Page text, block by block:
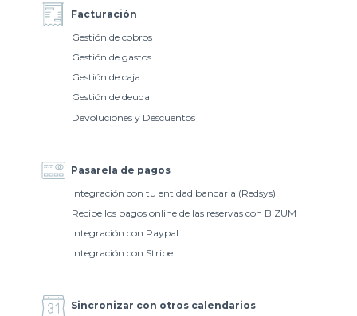
Facturación
Gestión de cobros
Gestión de gastos
Gestión de caja
Gestión de deuda
Devoluciones y Descuentos
Pasarela de pagos
Integración con tu entidad bancaria (Redsys)
Recibe los pagos online de las reservas con BIZUM
Integración con Paypal
Integración con Stripe
Sincronizar con otros calendarios